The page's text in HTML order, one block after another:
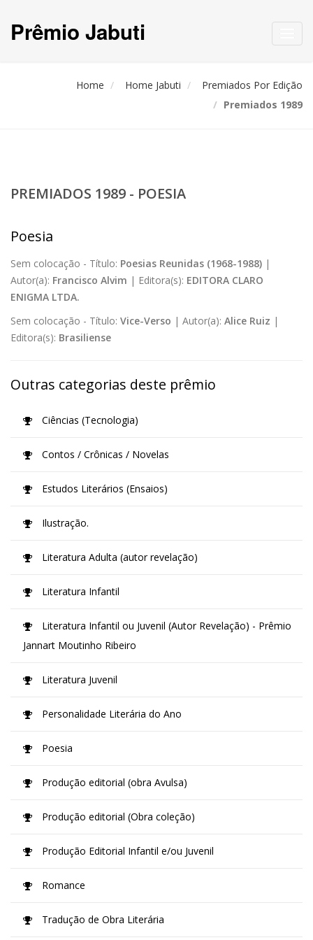
Prêmio Jabuti
Home Home Jabuti
Premiados Por Edição
Premiados 1989
PREMIADOS 1989 - POESIA
Poesia
Sem colocação - Título: Poesias Reunidas (1968-1988) |
Autor(a): Francisco Alvim | Editora(s): EDITORA CLARO
ENIGMA LTDA.
Sem colocação - Título: Vice-Verso | Autor(a): Alice Ruiz |
Editora(s): Brasiliense
Outras categorias deste prêmio
Ciências (Tecnologia)
Contos / Crônicas / Novelas
Estudos Literários (Ensaios)
Ilustração.
Literatura Adulta (autor revelação)
Literatura Infantil
Literatura Infantil ou Juvenil (Autor Revelação) - Prêmio
Jannart Moutinho Ribeiro
Literatura Juvenil
Personalidade Literária do Ano
Poesia
Produção editorial (obra Avulsa)
Produção editorial (Obra coleção)
Produção Editorial Infantil e/ou Juvenil
Romance
Tradução de Obra Literária